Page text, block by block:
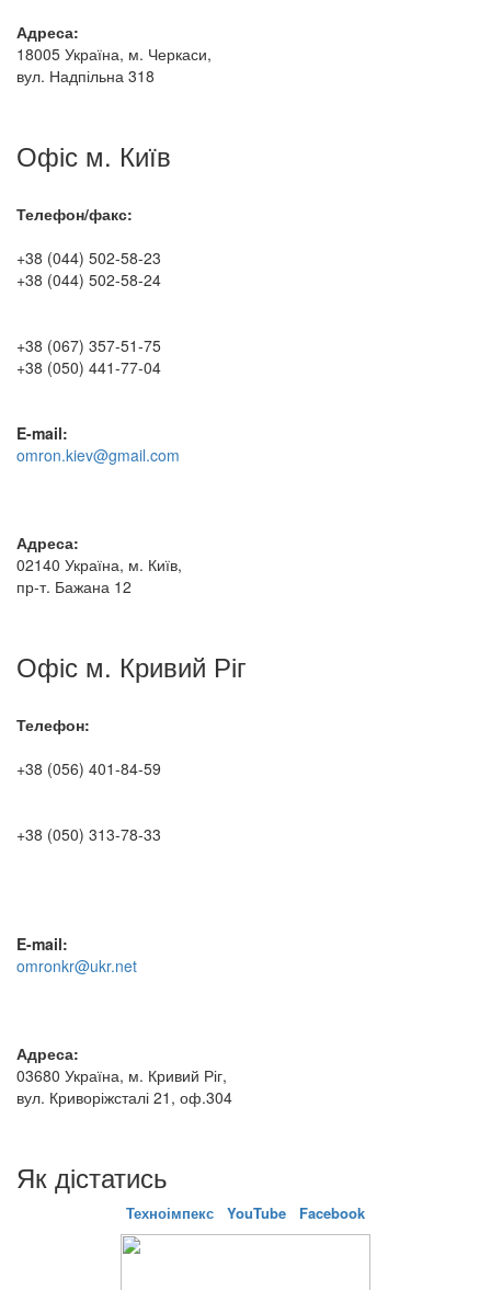
Адреса:
18005 Україна, м. Черкаси,
вул. Надпільна 318
Офіс м. Київ
Телефон/факс:
+38 (044) 502-58-23
+38 (044) 502-58-24
+38 (067) 357-51-75
+38 (050) 441-77-04
E-mail:
omron.kiev@gmail.com
Адреса:
02140 Україна, м. Київ,
пр-т. Бажана 12
Офіс м. Кривий Ріг
Телефон:
+38 (056) 401-84-59
+38 (050) 313-78-33
E-mail:
omronkr@ukr.net
Адреса:
03680 Україна, м. Кривий Ріг,
вул. Криворіжсталі 21, оф.304
Як дістатись
Техноімпекс YouTube Facebook